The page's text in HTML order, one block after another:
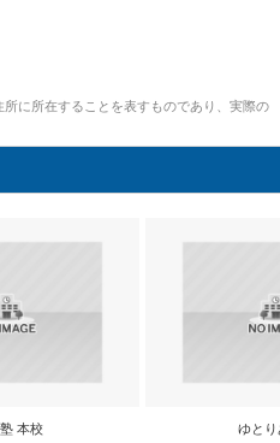
に所在することを表すものであり、実際の
本校 ゆとり